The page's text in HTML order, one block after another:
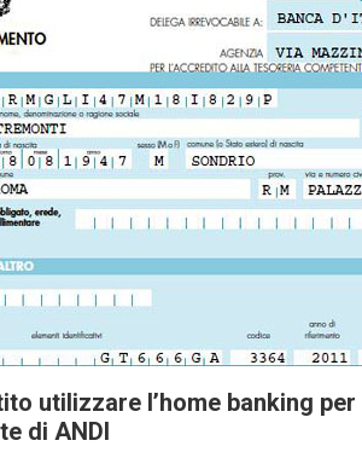
utilizzare l’home banking
di ANDI